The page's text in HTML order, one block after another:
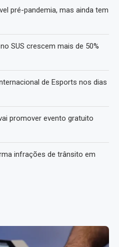
pré-pandemia, mas ainda tem
SUS crescem mais de 50%
de Esports nos dias
promover evento gratuito
infrações de trânsito em